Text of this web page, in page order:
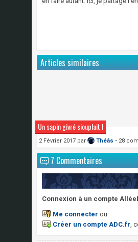
Articles similaires
Un sapin givré siouplait !
2 Février 2017 par Théâs • 28
7 Commentaires
Connexion à un compte
Me connecter ou
Créer un compte ADC.fr,